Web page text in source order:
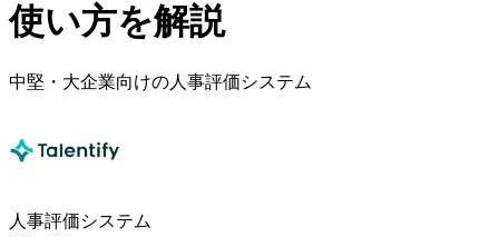
使い方を解説
中堅・大企業向けの人事評価システム
人事評価システム